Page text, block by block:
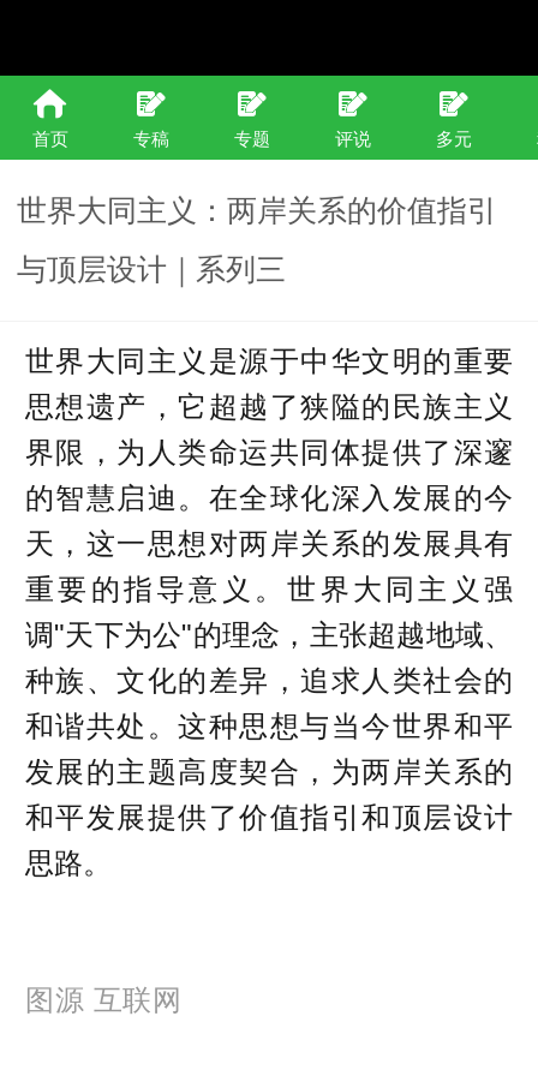
首页 专稿 专题 评说 多元
世界大同主义：两岸关系的价值指引
与顶层设计｜系列三
世界大同主义是源于中华文明的重要
思想遗产，它超越了狭隘的民族主义
界限，为人类命运共同体提供了深邃
的智慧启迪。在全球化深入发展的今
天，这一思想对两岸关系的发展具有
重要的指导意义。世界大同主义强
调"天下为公"的理念，主张超越地域、
种族、文化的差异，追求人类社会的
和谐共处。这种思想与当今世界和平
发展的主题高度契合，为两岸关系的
和平发展提供了价值指引和顶层设计
思路。
图源 互联网